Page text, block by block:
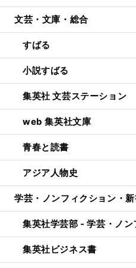
文芸・文庫・総合
すばる
小説すばる
集英社 文芸ステーション
web 集英社文庫
青春と読書
アジア人物史
学芸・ノンフィクション・
集英社学芸部 - 学芸・ノン
集英社ビジネス書